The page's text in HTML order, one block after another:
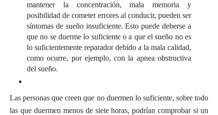
mantener la concentración, mala memoria y
posibilidad de cometer errores al conducir, pueden ser
síntomas de sueño insuficiente. Esto puede deberse a
que no se duerme lo suficiente o a que el sueño no es
lo suficientemente reparador debido a la mala calidad,
como ocurre, por ejemplo, con la apnea obstructiva
del sueño.
Las personas que creen que no duermen lo suficiente, sobre todo
las que duermen menos de siete horas, podrían comprobar si un